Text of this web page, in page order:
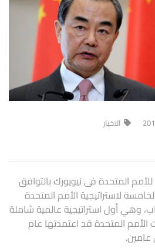
الاخبار
المتحدة فى نيويورك بالتوافق
لاستراتيجية الأمم المتحدة
وهي أول استراتيجية عالمية شاملة
الأمم المتحدة قد اعتمدتها عام